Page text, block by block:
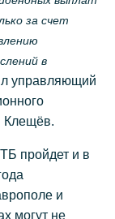
за счет
в
управляющий
Клещёв.
пройдет и в
и
могут не